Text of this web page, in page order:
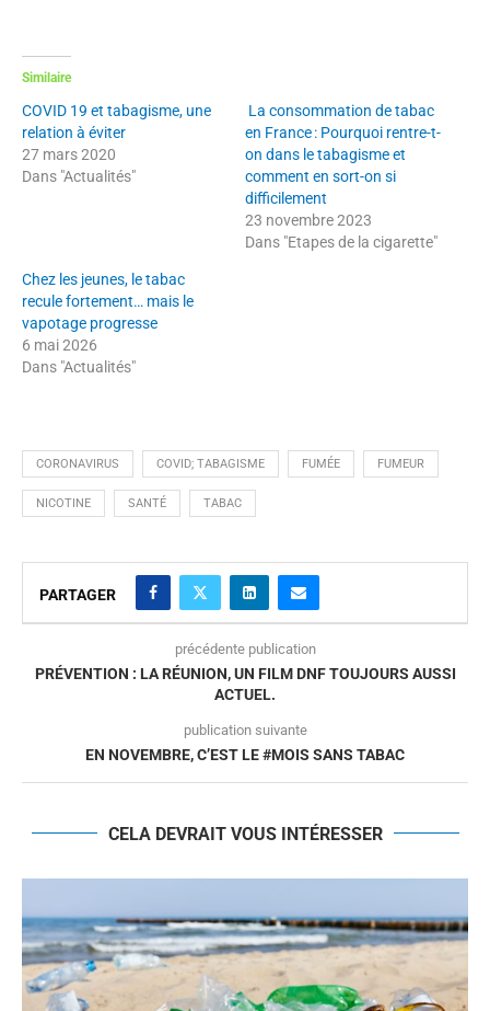
Similaire
COVID 19 et tabagisme, une
relation à éviter
27 mars 2020
Dans "Actualités"
La consommation de tabac
en France : Pourquoi rentre-t-
on dans le tabagisme et
comment en sort-on si
difficilement
23 novembre 2023
Dans "Etapes de la cigarette"
Chez les jeunes, le tabac
recule fortement… mais le
vapotage progresse
6 mai 2026
Dans "Actualités"
CORONAVIRUS COVID; TABAGISME FUMÉE FUMEUR
NICOTINE SANTÉ TABAC
PARTAGER
précédente publication
PRÉVENTION : LA RÉUNION, UN FILM DNF TOUJOURS AUSSI
ACTUEL.
publication suivante
EN NOVEMBRE, C’EST LE #MOIS SANS TABAC
CELA DEVRAIT VOUS INTÉRESSER